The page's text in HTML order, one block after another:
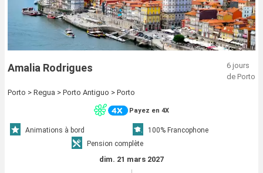
Amalia Rodrigues
6 jours
de Porto
Porto > Regua > Porto Antiguo > Porto
Payez en 4X
Animations à bord
100% Francophone
Pension complète
dim. 21 mars 2027